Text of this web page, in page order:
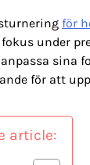
för
under
sina
för att
article: